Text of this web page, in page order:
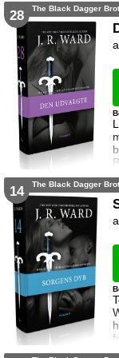
28 The Black Dagger
14 The Black Dagger